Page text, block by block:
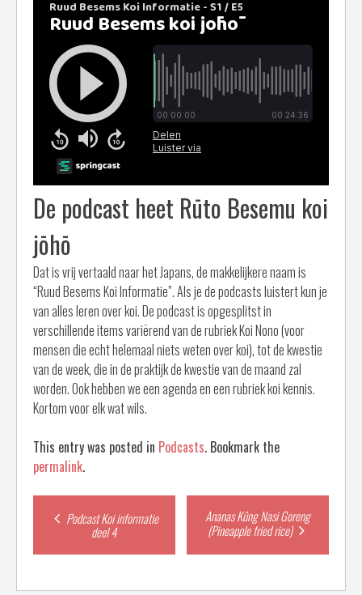
De podcast heet Rūto Besemu koi
jōhō
Dat is vrij vertaald naar het Japans, de makkelijkere naam is
“Ruud Besems Koi Informatie”. Als je de podcasts luistert kun je
van alles leren over koi. De podcast is opgesplitst in
verschillende items variërend van de rubriek Koi Nono (voor
mensen die echt helemaal niets weten over koi), tot de kwestie
van de week, die in de praktijk de kwestie van de maand zal
worden. Ook hebben we een agenda en een rubriek koi kennis.
Kortom voor elk wat wils.
This entry was posted in Podcasts. Bookmark the
permalink.
Post
navigation
Podcast Koi informatie
deel 4
Ananas Kûng Nasi Goreng
(Pineapple fried rice)